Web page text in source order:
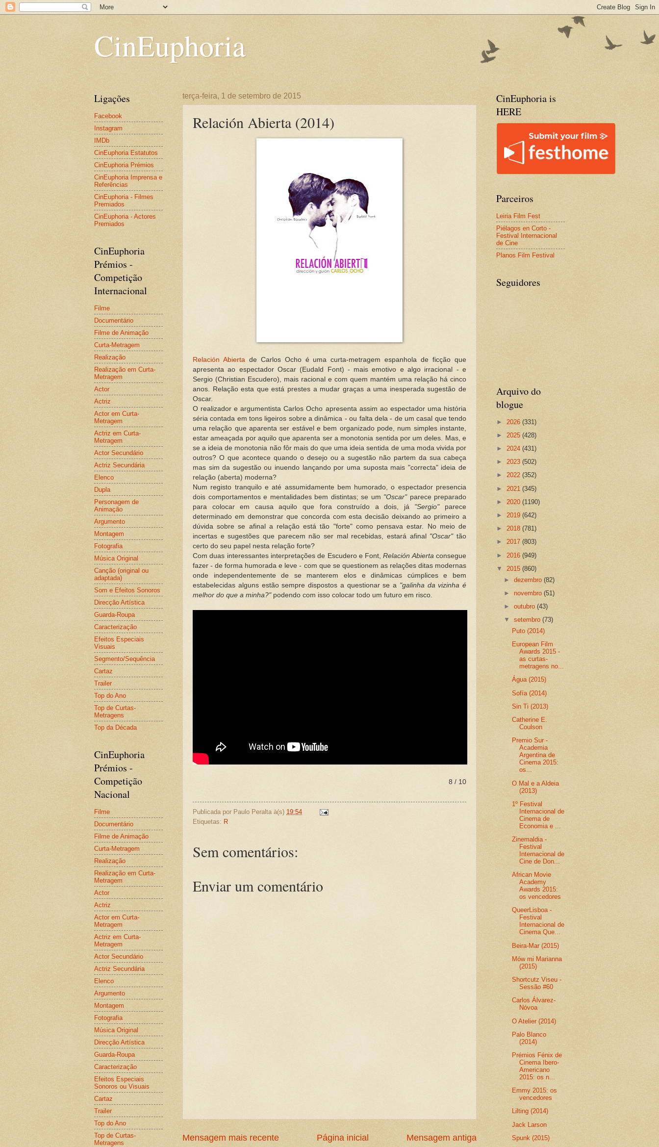
CinEuphoria
terça-feira, 1 de setembro de 2015
Relación Abierta (2014)
Relación Abierta de Carlos Ocho é uma curta-metragem espanhola de ficção que
apresenta ao espectador Oscar (Eudald Font) - mais emotivo e algo irracional - e
Sergio (Christian Escudero), mais racional e com quem mantém uma relação há cinco
anos. Relação esta que está prestes a mudar graças a uma inesperada sugestão de
Oscar.
O realizador e argumentista Carlos Ocho apresenta assim ao espectador uma história
séria contada em tons ligeiros sobre a dinâmica - ou falta dela - de um casal que tendo
uma relação que aparenta ser estável e bem organizado pode, num simples instante,
estar ameaçada por aquilo que aparenta ser a monotonia sentida por um deles. Mas, e
se a ideia de monotonia não fôr mais do que uma ideia sentida de uma moda vivida por
outros? O que acontece quando o desejo ou a sugestão não partem da sua cabeça
mas sim da sugestão ou inuendo lançando por uma suposta mais "correcta" ideia de
relação (aberta) moderna?
Num registo tranquilo e até assumidamente bem humorado, o espectador presencia
dois comportamentos e mentalidades bem distintas; se um "Oscar"parece preparado
para colocar em causa aquilo que fora construído a dois, já "Sergio"parece
determinado em demonstrar que concorda com esta decisão deixando ao primeiro a
dúvida sobre se afinal a relação está tão "forte" como pensava estar. No meio de
incertas e sugestões que parecem não ser mal recebidas, estará afinal "Oscar"tão
certo do seu papel nesta relação forte?
Com duas interessantes interpretações de Escudero e Font,Relación Abierta consegue
fazer - de forma humorada e leve - com que se questionem as relações ditas modernas
onde independentemente de se manterem elos e dinâmicas cúmplices e bem
estabelecidas alguns estão sempre dispostos a questionar se a "galinha da vizinha é
melhor do que a minha?"podendo com isso colocar todo um futuro em risco.
8 / 10
Publicada por Paulo Peralta à(s) 19:54
Etiquetas: R
Sem comentários:
Enviar um comentário
Mensagem mais recente Mensagem antiga
Página inicial
Ligações
Facebook
Instagram
IMDb
CinEuphoria Estatutos
CinEuphoria Prémios
CinEuphoria Imprensa e
Referências
CinEuphoria - Filmes
Premiados
CinEuphoria - Actores
Premiados
CinEuphoria
Prémios -
Competição
Internacional
Filme
Documentário
Filme de Animação
Curta-Metragem
Realização
Realização em Curta-
Metragem
Actor
Actriz
Actor em Curta-
Metragem
Actriz em Curta-
Metragem
Actor Secundário
Actriz Secundária
Elenco
Dupla
Personagem de
Animação
Argumento
Montagem
Fotografia
Música Original
Canção (original ou
adaptada)
Som e Efeitos Sonoros
Direcção Artística
Guarda-Roupa
Caracterização
Efeitos Especiais
Visuais
Segmento/Sequência
Cartaz
Trailer
Top do Ano
Top de Curtas-
Metragens
Top da Década
CinEuphoria
Prémios -
Competição
Nacional
Filme
Documentário
Filme de Animação
Curta-Metragem
Realização
Realização em Curta-
Metragem
Actor
Actriz
Actor em Curta-
Metragem
Actriz em Curta-
Metragem
Actor Secundário
Actriz Secundária
Elenco
Argumento
Montagem
Fotografia
Música Original
Direcção Artística
Guarda-Roupa
Caracterização
Efeitos Especiais
Sonoros ou Visuais
Cartaz
Trailer
Top do Ano
Top de Curtas-
Metragens
CinEuphoria is
HERE
Parceiros
Leiria Film Fest
Piélagos en Corto -
Festival Internacional
de Cine
Planos Film Festival
Seguidores
Arquivo do
blogue
► 2026 (331)
► 2025 (428)
► 2024 (431)
► 2023 (502)
► 2022 (352)
► 2021 (345)
► 2020 (1190)
► 2019 (642)
► 2018 (781)
► 2017 (803)
► 2016 (949)
▼ 2015 (860)
►dezembro(82)
►novembro(51)
►outubro(43)
▼setembro(73)
Puto (2014)
European Film
Awards 2015 -
as curtas-
metragens no...
Água (2015)
Sofía (2014)
Sin Ti (2013)
Catherine E.
Coulson
Premio Sur -
Academia
Argentina de
Cinema 2015:
os...
O Mal e a Aldeia
(2013)
1º Festival
Internacional de
Cinema de
Economia e ...
Zinemaldia -
Festival
Internacional de
Cine de Don...
African Movie
Academy
Awards 2015:
os vencedores
QueerLisboa -
Festival
Internacional de
Cinema Que...
Beira-Mar (2015)
Mów mi Marianna
(2015)
Shortcutz Viseu -
Sessão #60
Carlos Álvarez-
Nóvoa
O Atelier (2014)
Palo Blanco
(2014)
Prémios Fénix de
Cinema Ibero-
Americano
2015: os n...
Emmy 2015: os
vencedores
Lilting (2014)
Jack Larson
Spunk (2015)